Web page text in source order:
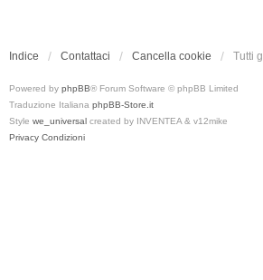
Indice Contattaci Cancella cookie Tutti
Powered by phpBB® Forum Software © phpBB Limited
Traduzione Italiana phpBB-Store.it
Style we_universal created by INVENTEA & v12mike
Privacy Condizioni